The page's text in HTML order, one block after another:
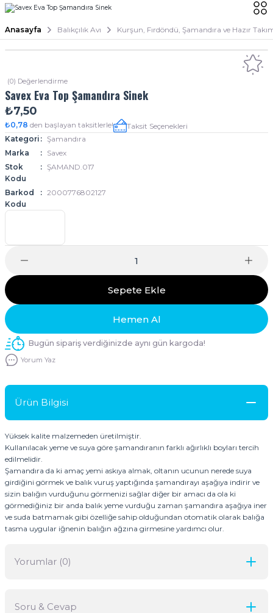
Anasayfa Balıkçılık Avı Kurşun, Fırdöndü, Şamandıra ve Hazır
(0) Değerlendirme
Savex Eva Top Şamandıra Sinek
₺7,50
₺0,78 den başlayan taksitlerle!
Taksit Seçenekleri
Kategori
Şamandıra
Marka
Savex
Stok
Kodu
ŞAMAND.017
Barkod
Kodu
2000776802127
Sepete Ekle
Hemen Al
Bugün sipariş verdiğinizde aynı gün kargoda!
Yorum Yaz
Ürün Bilgisi
Yüksek kalite malzemeden üretilmiştir.
Kullanılacak yeme ve suya göre şamandıranın farklı ağırlıklı boyları tercih
edilmelidir.
Şamandıra da ki amaç yemi askıya almak, oltanın ucunun nerede suya
girdiğini görmek ve balık vuruş yaptığında şamandırayı aşağıya indirir ve
sizin balığın vurduğunu görmenizi sağlar diğer bir amacı da ola ki
görmediğiniz bir anda balık yeme vurduğu zaman şamandıra aşağıya iner
ve suda batmamak gibi özelliğe sahip olduğundan otomatik olarak balığa
tasma uygular iğnenin balığın ağzına girmesine yardımcı olur.
Yorumlar (0)
Soru & Cevap